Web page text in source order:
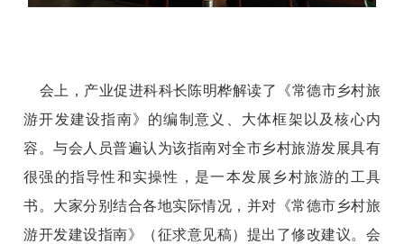
会上，产业促进科科长陈明桦解读了《常德市乡村旅
游开发建设指南》的编制意义、大体框架以及核心内
容。与会人员普遍认为该指南对全市乡村旅游发展具有
很强的指导性和实操性，是一本发展乡村旅游的工具
书。大家分别结合各地实际情况，并对《常德市乡村旅
游开发建设指南》（征求意见稿）提出了修改建议。会